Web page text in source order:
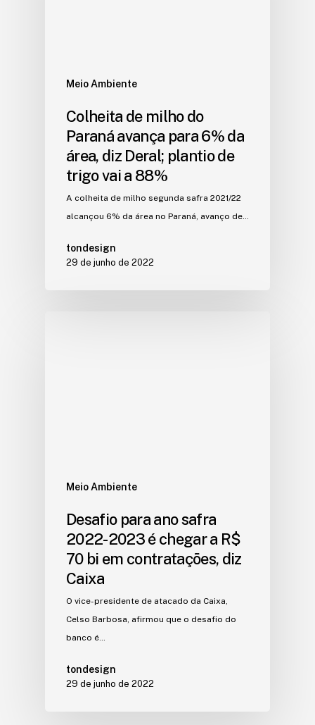
Meio Ambiente
Colheita de milho do
Paraná avança para 6% da
área, diz Deral; plantio de
trigo vai a 88%
A colheita de milho segunda safra 2021/22
alcançou 6% da área no Paraná, avanço de…
tondesign
29 de junho de 2022
Meio Ambiente
Desafio para ano safra
2022-2023 é chegar a R$
70 bi em contratações, diz
Caixa
O vice-presidente de atacado da Caixa,
Celso Barbosa, afirmou que o desafio do
banco é…
tondesign
29 de junho de 2022